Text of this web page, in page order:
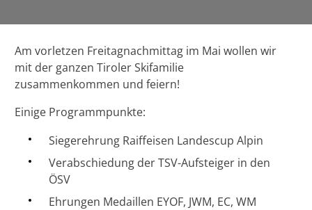
Am vorletzen Freitagnachmittag im Mai wollen wir
mit der ganzen Tiroler Skifamilie
zusammenkommen und feiern!
Einige Programmpunkte:
Siegerehrung Raiffeisen Landescup Alpin
Verabschiedung der TSV-Aufsteiger in den
ÖSV
Ehrungen Medaillen EYOF, JWM, EC, WM